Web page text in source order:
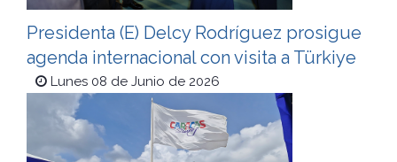
Presidenta (E) Delcy Rodríguez prosigue
agenda internacional con visita a Türkiye
Lunes 08 de Junio de 2026